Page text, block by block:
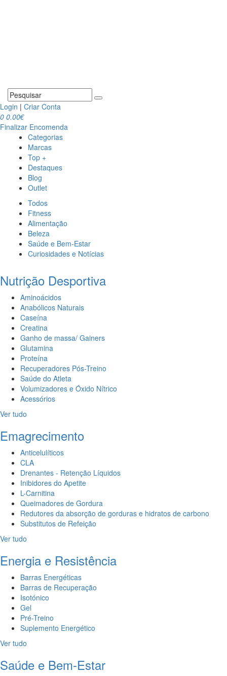
Login | Criar Conta
0 0.00€
Finalizar Encomenda
Categorias
Marcas
Top +
Destaques
Blog
Outlet
Todos
Fitness
Alimentação
Beleza
Saúde e Bem-Estar
Curiosidades e Notícias
Nutrição Desportiva
Aminoácidos
Anabólicos Naturais
Caseína
Creatina
Ganho de massa/ Gainers
Glutamina
Proteína
Recuperadores Pós-Treino
Saúde do Atleta
Volumizadores e Óxido Nítrico
Acessórios
Ver tudo
Emagrecimento
Anticelulíticos
CLA
Drenantes - Retenção Líquidos
Inibidores do Apetite
L-Carnitina
Queimadores de Gordura
Redutores da absorção de gorduras e hidratos de carbono
Substitutos de Refeição
Ver tudo
Energia e Resistência
Barras Energéticas
Barras de Recuperação
Isotónico
Gel
Pré-Treino
Suplemento Energético
Ver tudo
Saúde e Bem-Estar